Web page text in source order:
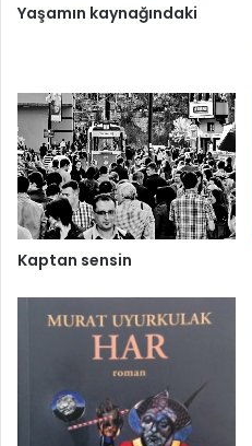
Yaşamın kaynağındaki
Kaptan sensin